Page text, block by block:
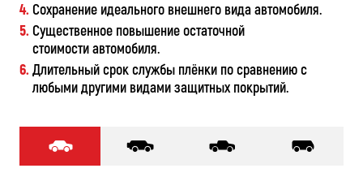
Сохранение идеального внешнего вида автомобиля.
Существенное повышение остаточной
стоимости автомобиля.
Длительный срок службы плёнки по сравнению с
любыми другими видами защитных покрытий.